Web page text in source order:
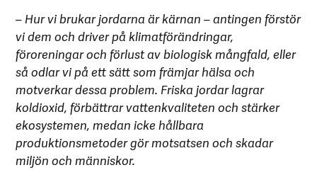
– Hur vi brukar jordarna är kärnan – antingen förstör
vi dem och driver på klimatförändringar,
föroreningar och förlust av biologisk mångfald, eller
så odlar vi på ett sätt som främjar hälsa och
motverkar dessa problem. Friska jordar lagrar
koldioxid, förbättrar vattenkvaliteten och stärker
ekosystemen, medan icke hållbara
produktionsmetoder gör motsatsen och skadar
miljön och människor.